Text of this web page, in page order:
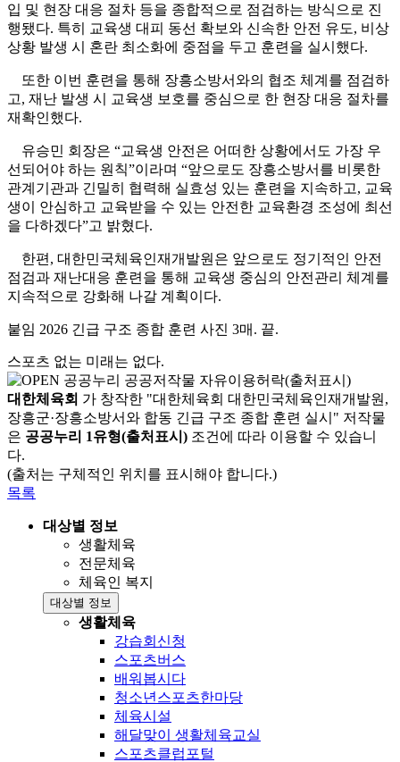
입 및 현장 대응 절차 등을 종합적으로 점검하는 방식으로 진
행됐다. 특히 교육생 대피 동선 확보와 신속한 안전 유도, 비상
상황 발생 시 혼란 최소화에 중점을 두고 훈련을 실시했다.
또한 이번 훈련을 통해 장흥소방서와의 협조 체계를 점검하
고, 재난 발생 시 교육생 보호를 중심으로 한 현장 대응 절차를
재확인했다.
유승민 회장은 “교육생 안전은 어떠한 상황에서도 가장 우
선되어야 하는 원칙”이라며 “앞으로도 장흥소방서를 비롯한
관계기관과 긴밀히 협력해 실효성 있는 훈련을 지속하고, 교육
생이 안심하고 교육받을 수 있는 안전한 교육환경 조성에 최선
을 다하겠다”고 밝혔다.
한편 , 대한민국체육인재개발원은 앞으로도 정기적인 안전
점검과 재난대응 훈련을 통해 교육생 중심의 안전관리 체계를
지속적으로 강화해 나갈 계획이다.
붙임 2026 긴급 구조 종합 훈련 사진 3매 . 끝.
스포츠 없는 미래는 없다.
대한체육회 가 창작한 "대한체육회 대한민국체육인재개발원,
장흥군·장흥소방서와 합동 긴급 구조 종합 훈련 실시" 저작물
은 공공누리 1유형(출처표시) 조건에 따라 이용할 수 있습니
다.
(출처는 구체적인 위치를 표시해야 합니다.)
목록
대상별 정보
생활체육
전문체육
체육인 복지
대상별 정보
생활체육
강습회신청
스포츠버스
배워봅시다
청소년스포츠한마당
체육시설
해달맞이 생활체육교실
스포츠클럽포털